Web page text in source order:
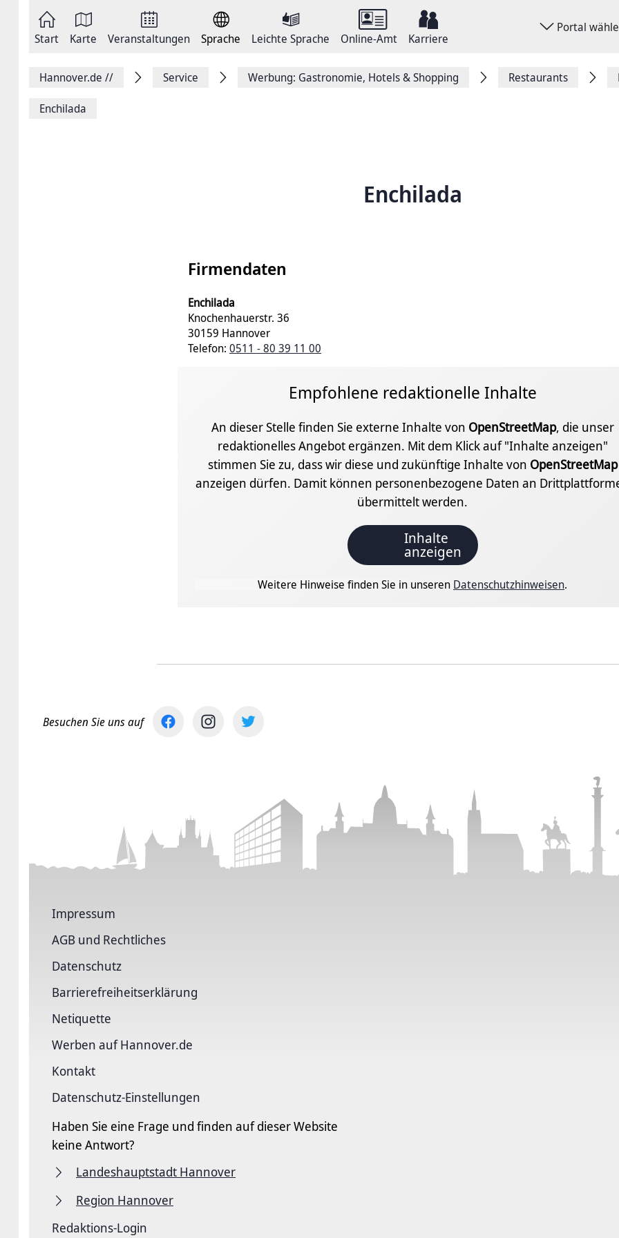
springen
Start Karte Veranstaltungen Sprache Leichte Sprache Online-Amt Karriere
Portal
FacebookHannover.de // Service Werbung: Gastronomie, Hotels & Shopping Restaurants
Enchilada
Enchilada
Firmendaten
Enchilada
Knochenhauerstr. 36
30159 Hannover
Telefon: 0511 - 80 39 11 00
Empfohlene redaktionelle Inhalte
An dieser Stelle finden Sie externe Inhalte von OpenStreetMap, die unser
redaktionelles Angebot ergänzen. Mit dem Klick auf "Inhalte anzeigen"
stimmen Sie zu, dass wir diese und zukünftige Inhalte von OpenStreetMap
anzeigen dürfen. Damit können personenbezogene Daten an
übermittelt werden.
Inhalte
anzeigen
Weitere Hinweise finden Sie in unseren Datenschutzhinweisen.
Besuchen Sie uns auf
Impressum
AGB und Rechtliches
Datenschutz
Barriere­freiheits­erklärung
Netiquette
Werben auf Hannover.de
Kontakt
Datenschutz-Einstellungen
Haben Sie eine Frage und finden auf dieser Website
keine Antwort?
Landeshauptstadt Hannover
Region Hannover
Redaktions-Login